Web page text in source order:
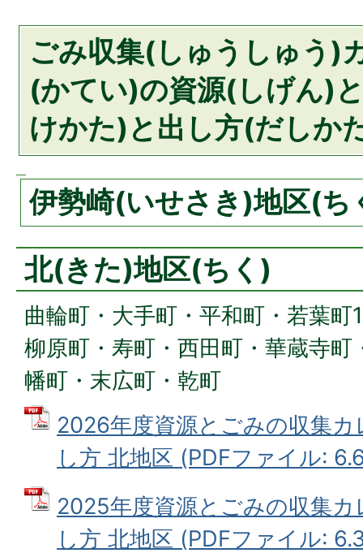
ごみ収集(しゅうしゅう)
(かてい)の資源(しげん)
けかた)と出し方(だしか
伊勢崎(いせさき)地区(ち
北(きた)地区(ちく)
曲輪町・大手町・平和町・若葉町
柳原町・寿町・西田町・華蔵寺町
幡町・末広町・乾町
2026年度資源とごみの収集
し方 北地区 (PDFファイル:
2025年度資源とごみの収集
し方 北地区 (PDFファイル: